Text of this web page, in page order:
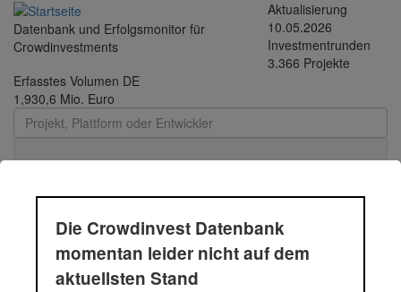
Direkt
zum
Inhalt
Datenbank und Erfolgsmonitor für
Crowdinvestments
Aktualisierung
10.05.2026
Investmentrunden
3.366 Projekte
Erfasstes Volumen DE
1,930,6 Mio. Euro
Toggle
Bodystreet Frankfurt -
City West
Die Crowdinvest Datenbank
momentan leider nicht auf dem
aktuellsten Stand